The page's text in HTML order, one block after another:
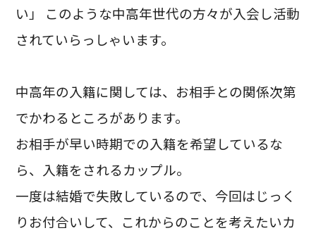
い」 このような中高年世代の方々が入会し活動
されていらっしゃいます。
中高年の入籍に関しては、お相手との関係次第
でかわるところがあります。
お相手が早い時期での入籍を希望しているな
ら、入籍をされるカップル。
一度は結婚で失敗しているので、今回はじっく
りお付合いして、これからのことを考えたいカ